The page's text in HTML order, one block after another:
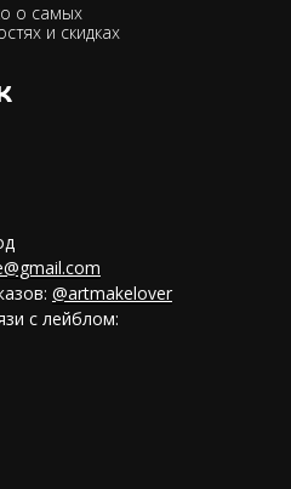
о самых
и скидках
@artmakelover
с лейблом: